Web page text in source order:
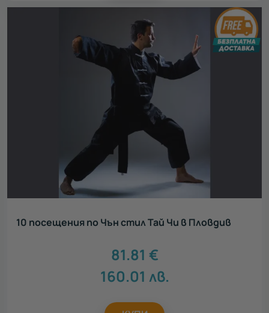
10 посещения по Чън стил Тай Чи в Пловдив
81.81 €
160.01 лв.